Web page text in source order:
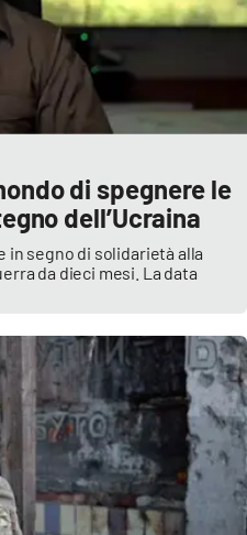
di spegnere le
dell’Ucraina
in segno di solidarietà alla
da dieci mesi. La data